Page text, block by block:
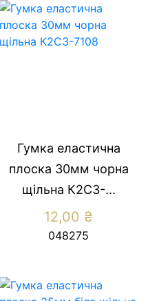
Гумка еластична
плоска 30мм чорна
щільна К2С3-...
12,00 ₴
048275